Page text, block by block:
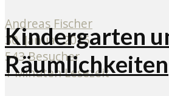
Andreas Fischer
30. Januar 2025
543 Besucher
1 Minuten Lesezeit
Kindergarten
Räumlichkeiten